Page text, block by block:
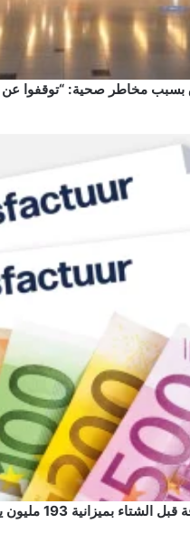
مخاطر صحية: “توقفوا عن
بميزانية 193 مليون يورو